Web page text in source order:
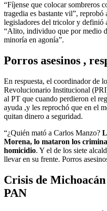
“Fíjense que colocar sombreros
tragedia es bastante vil”,
legisladores del tricolor y definió
“Alito, individuo que por medio
minoría en agonía”.
Porros asesinos ,
En respuesta, el coordinador de
Revolucionario Institucional
al PT que cuando perdieron el
ayuda ,y les reprochó que en el
quitan dinero a seguridad.
“¿Quién mató a Carlos Manzo?
Morena, lo mataron los
homicidio. Y el de los siete
llevar en su frente. Porros
Crisis de
PAN